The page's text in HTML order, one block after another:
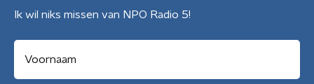
Ik wil niks missen van NPO Radio 5!